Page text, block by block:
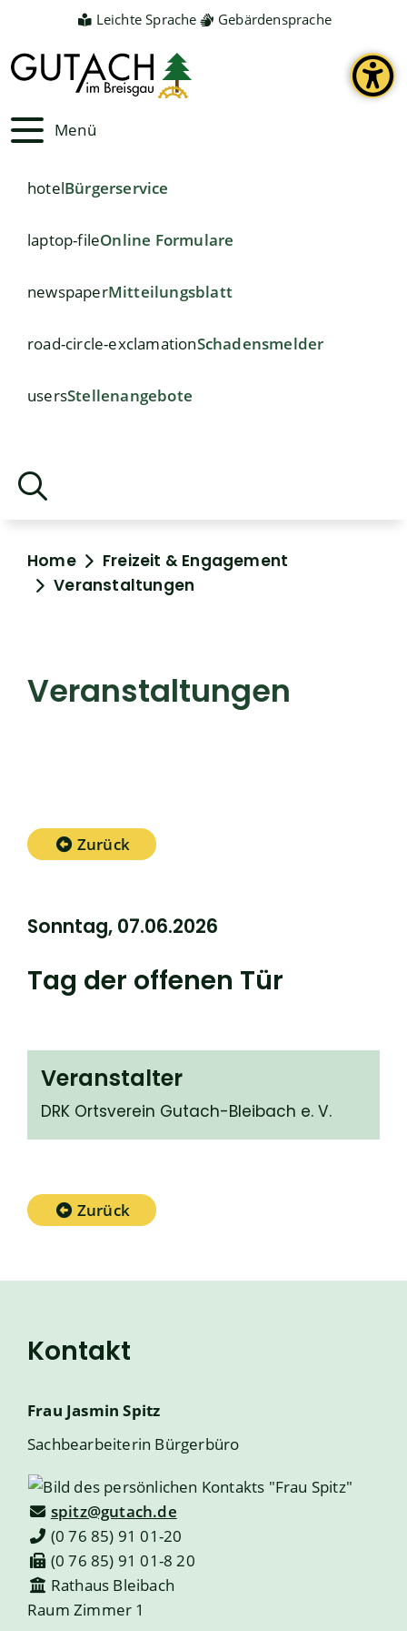
Leichte Sprache Gebärdensprache
Menü
hotelBürgerservice
laptop-fileOnline Formulare
newspaperMitteilungsblatt
road-circle-exclamationSchadensmelder
usersStellenangebote
Home
Freizeit & Engagement
Veranstaltungen
Veranstaltungen
Zurück
Sonntag, 07.06.2026
Tag der offenen Tür
Veranstalter
DRK Ortsverein Gutach-Bleibach e. V.
Zurück
Kontakt
Frau Jasmin Spitz
Sachbearbeiterin Bürgerbüro
spitz@gutach.de
(0 76 85) 91 01-20
(0 76 85) 91 01-8 20
Rathaus Bleibach
Raum Zimmer 1